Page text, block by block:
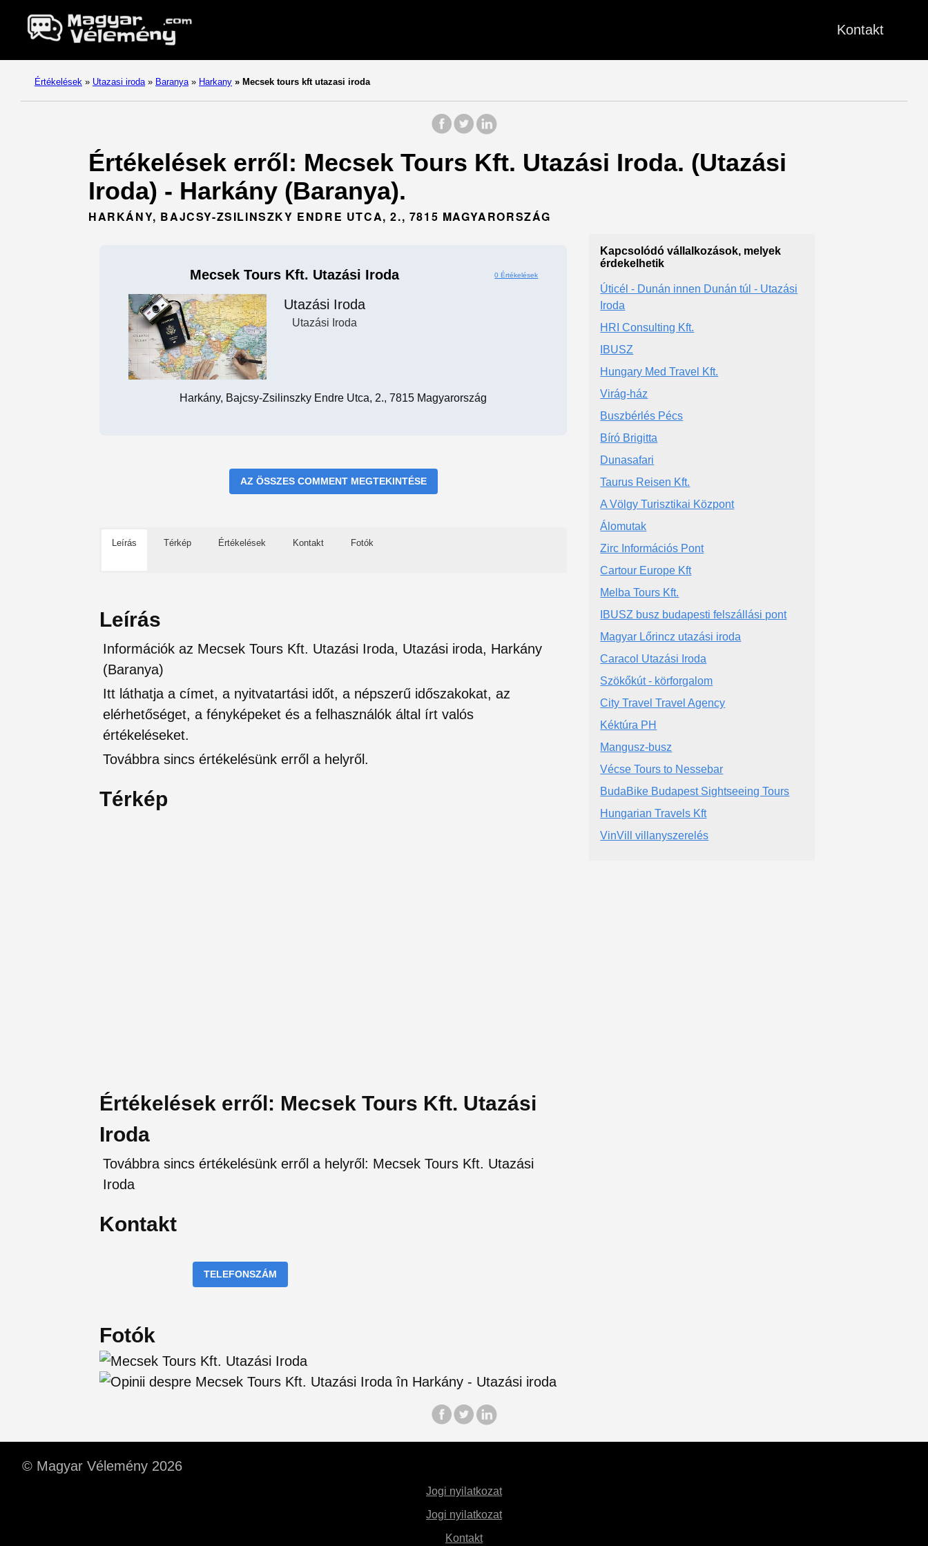
Kontakt
Értékelések » Utazasi iroda » Baranya » Harkany » Mecsek tours kft utazasi iroda
Értékelések erről: Mecsek Tours Kft. Utazási Iroda. (Utazási
Iroda) - Harkány (Baranya).
HARKÁNY, BAJCSY-ZSILINSZKY ENDRE UTCA, 2., 7815 MAGYARORSZÁG
Mecsek Tours Kft. Utazási Iroda 0 Értékelések
Utazási Iroda
Utazási Iroda
Harkány, Bajcsy-Zsilinszky Endre Utca, 2., 7815 Magyarország
AZ ÖSSZES COMMENT MEGTEKINTÉSE
Leírás Térkép Értékelések Kontakt Fotók
Leírás
Információk az Mecsek Tours Kft. Utazási Iroda, Utazási iroda, Harkány
(Baranya)
Itt láthatja a címet, a nyitvatartási időt, a népszerű időszakokat, az
elérhetőséget, a fényképeket és a felhasználók által írt valós
értékeléseket.
Továbbra sincs értékelésünk erről a helyről.
Térkép
Értékelések erről: Mecsek Tours Kft. Utazási
Iroda
Továbbra sincs értékelésünk erről a helyről: Mecsek Tours Kft. Utazási
Iroda
Kontakt
TELEFONSZÁM
Fotók
Kapcsolódó vállalkozások, melyek
érdekelhetik
Úticél - Dunán innen Dunán túl - Utazási
Iroda
HRI Consulting Kft.
IBUSZ
Hungary Med Travel Kft.
Virág-ház
Buszbérlés Pécs
Bíró Brigitta
Dunasafari
Taurus Reisen Kft.
A Völgy Turisztikai Központ
Álomutak
Zirc Információs Pont
Cartour Europe Kft
Melba Tours Kft.
IBUSZ busz budapesti felszállási pont
Magyar Lőrincz utazási iroda
Caracol Utazási Iroda
Szökőkút - körforgalom
City Travel Travel Agency
Kéktúra PH
Mangusz-busz
Vécse Tours to Nessebar
BudaBike Budapest Sightseeing Tours
Hungarian Travels Kft
VinVill villanyszerelés
© Magyar Vélemény 2026
Jogi nyilatkozat
Jogi nyilatkozat
Kontakt